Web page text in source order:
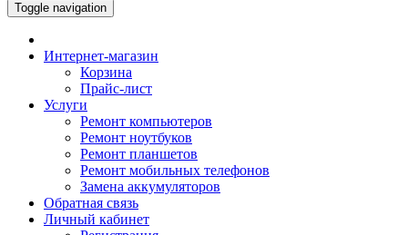
Toggle navigation
Интернет-магазин
Корзина
Прайс-лист
Услуги
Ремонт компьютеров
Ремонт ноутбуков
Ремонт планшетов
Ремонт мобильных телефонов
Замена аккумуляторов
Обратная связь
Личный кабинет